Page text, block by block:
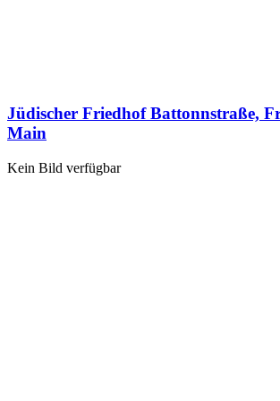
Jüdischer Friedhof Battonnstraße,
Main
Kein Bild verfügbar